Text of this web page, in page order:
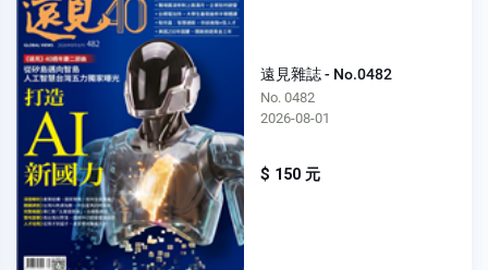
遠見雜誌 - No.0482
No. 0482
2026-08-01
$ 150 元